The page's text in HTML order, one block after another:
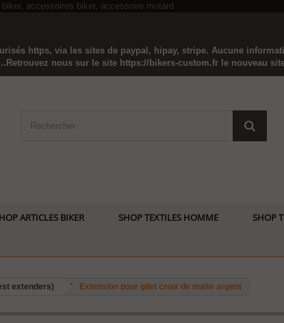
https, via les sites de paypal, hipay, stripe. Aucune
nous sur le site https://bikers-custom.fr le nouveau
ARTICLES BIKER SHOP TEXTILES HOMME SHOP
extenders) Extension pour gilet croix de malte argent